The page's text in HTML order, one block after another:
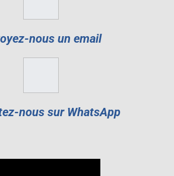
nous un email
nous sur WhatsApp